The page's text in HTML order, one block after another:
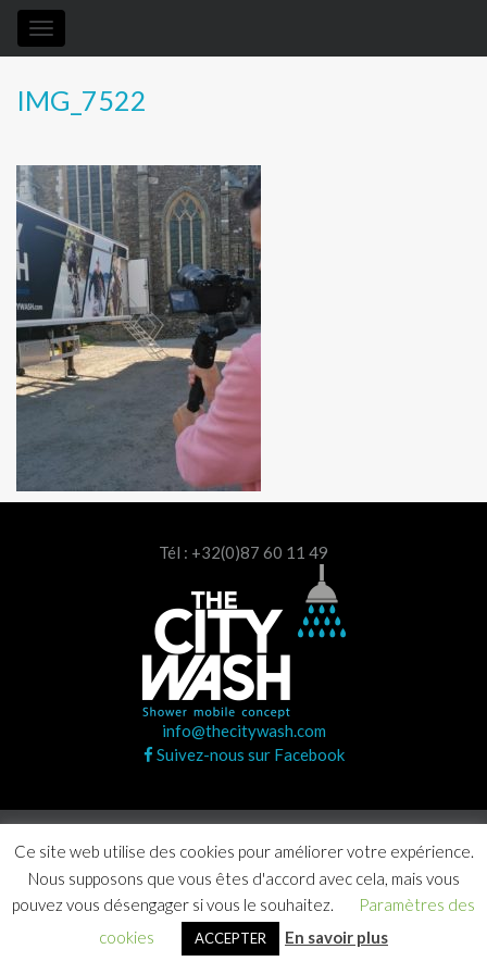
Toggle
navigation
IMG_7522
Tél : +32(0)87 60 11 49
info@thecitywash.com
Suivez-nous sur Facebook
Agence Craft Studio
Ce site web utilise des cookies pour améliorer votre expérience.
Nous supposons que vous êtes d'accord avec cela, mais vous
pouvez vous désengager si vous le souhaitez.
Paramètres des
cookies
ACCEPTER En savoir plus